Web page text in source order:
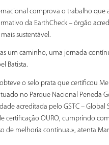
comprova o trabalho
da EarthCheck – órgão
sustentável.
um caminho, uma jornada
Batista.
o selo prata que certificou
no Parque Nacional Peneda
acreditada pelo GSTC – Global
certificação OURO, cumprindo
de melhoria contínua.», atenta